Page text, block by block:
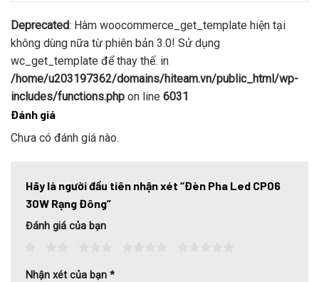
Deprecated: Hàm woocommerce_get_template hiện tại
không dùng nữa từ phiên bản 3.0! Sử dụng
wc_get_template để thay thế. in
/home/u203197362/domains/hiteam.vn/public_html/wp-
includes/functions.php on line 6031
Đánh giá
Chưa có đánh giá nào.
Hãy là người đầu tiên nhận xét “Đèn Pha Led CP06
30W Rạng Đông”
Đánh giá của bạn
Nhận xét của bạn *